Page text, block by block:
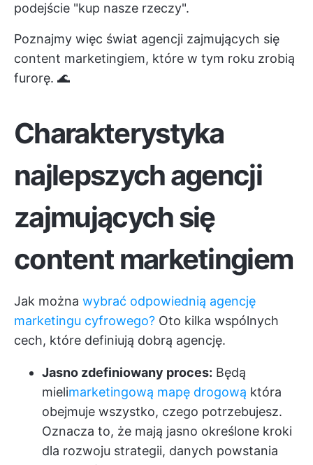
podejście "kup nasze rzeczy".
Poznajmy więc świat agencji zajmujących się
content marketingiem, które w tym roku zrobią
furorę. 🌊
Charakterystyka
najlepszych agencji
zajmujących się
content marketingiem
Jak można wybrać odpowiednią agencję
marketingu cyfrowego? Oto kilka wspólnych
cech, które definiują dobrą agencję.
Jasno zdefiniowany proces: Będą
mielimarketingową mapę drogową która
obejmuje wszystko, czego potrzebujesz.
Oznacza to, że mają jasno określone kroki
dla rozwoju strategii, danych powstania